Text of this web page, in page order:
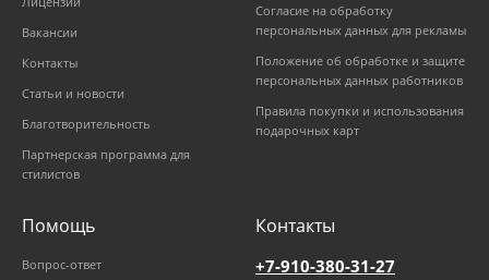
Вакансии
Контакты
Статьи и новости
Благотворительность
Партнерская программа для
стилистов
Согласие на обработку
персональных данных для рекламы
Положение об обработке и защите
персональных данных работников
Правила покупки и использования
подарочных карт
Помощь
Вопрос-ответ
Контакты
+7-910-380-31-27